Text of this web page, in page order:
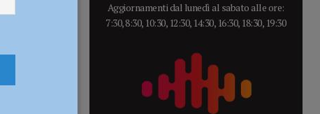
Aggiornamenti dal lunedì al sabato alle ore:
7:30, 8:30, 10:30, 12:30, 14:30, 16:30, 18:30, 19:30